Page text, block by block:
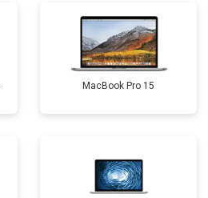
MacBook Pro 15